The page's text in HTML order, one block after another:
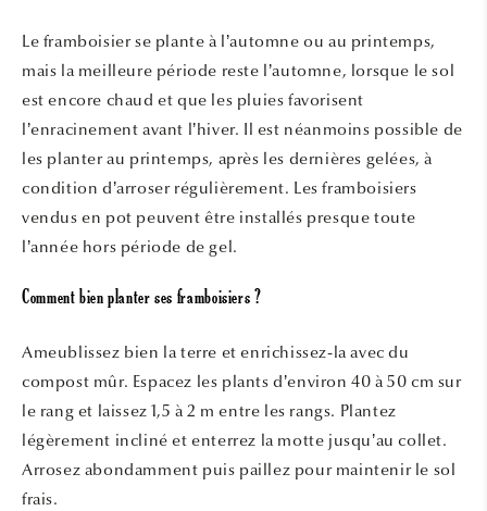
Le framboisier se plante à l’automne ou au printemps,
mais la meilleure période reste l’automne, lorsque le sol
est encore chaud et que les pluies favorisent
l’enracinement avant l’hiver. Il est néanmoins possible de
les planter au printemps, après les dernières gelées, à
condition d’arroser régulièrement. Les framboisiers
vendus en pot peuvent être installés presque toute
l’année hors période de gel.
Comment bien planter ses framboisiers ?
Ameublissez bien la terre et enrichissez-la avec du
compost mûr. Espacez les plants d’environ 40 à 50 cm sur
le rang et laissez 1,5 à 2 m entre les rangs. Plantez
légèrement incliné et enterrez la motte jusqu’au collet.
Arrosez abondamment puis paillez pour maintenir le sol
frais.